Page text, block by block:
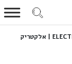
ויקטוריה סיקרט ELECTRIC POPPY | אלקטריק